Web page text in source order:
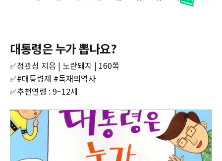
대통령은 누가 뽑나요?
✅정관성 지음 | 노란돼지 | 160쪽
✅#대통령제 #독재의역사
✅추천연령 : 9~12세